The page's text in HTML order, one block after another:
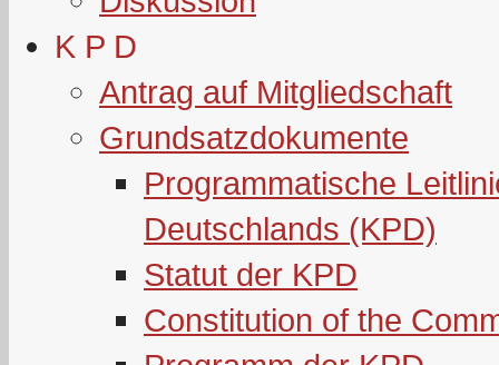
K P D
Antrag auf Mitgliedschaft
Grundsatzdokumente
Programmatische
Deutschlands (KPD)
Statut der KPD
Constitution of the